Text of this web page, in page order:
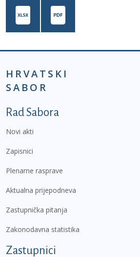
HRVATSKI
SABOR
Podnožje prvi izbornik
Rad Sabora
Novi akti
Zapisnici
Plenarne rasprave
Aktualna prijepodneva
Zastupnička pitanja
Zakonodavna statistika
Zastupnici